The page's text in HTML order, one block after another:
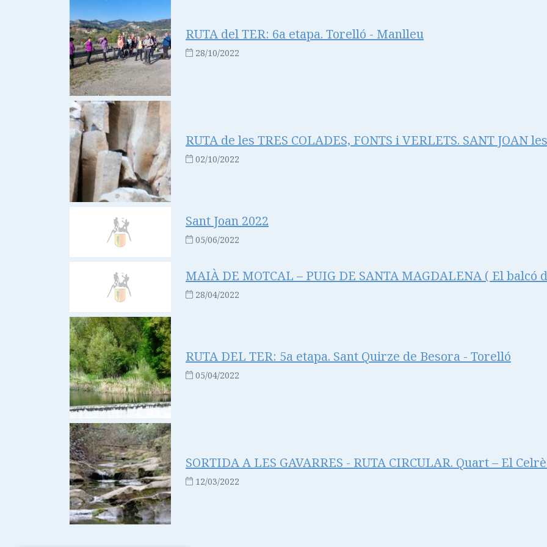
RUTA del TER: 6a etapa. Torelló - Manlleu
28/10/2022
RUTA de les TRES COLADES, FONTS i VERLETS. SANT JOAN
02/10/2022
Sant Joan 2022
05/06/2022
MAIÀ DE MOTCAL – PUIG DE SANTA MAGDALENA ( El balcó
28/04/2022
RUTA DEL TER: 5a etapa. Sant Quirze de Besora - Torelló
05/04/2022
SORTIDA A LES GAVARRES - RUTA CIRCULAR. Quart – El
12/03/2022